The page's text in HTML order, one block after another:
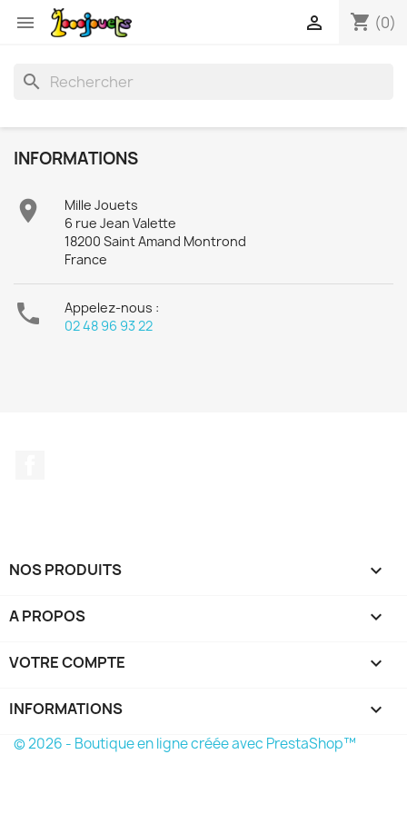
 shopping_cart (0)

search
INFORMATIONS

Mille Jouets
6 rue Jean Valette
18200 Saint Amand Montrond
France

Appelez-nous :
02 48 96 93 22
NOS PRODUITS 
A PROPOS 
VOTRE COMPTE 
INFORMATIONS keyboard_arrow_down
© 2026 - Boutique en ligne créée avec PrestaShop™